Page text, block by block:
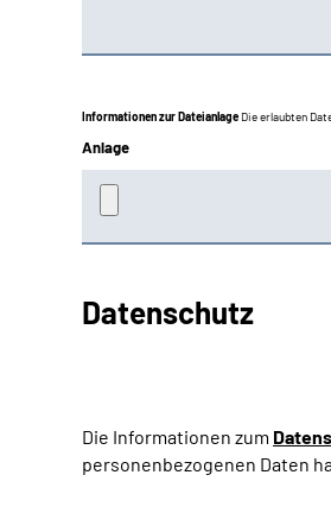
Informationen zur Dateianlage Die erlaubten
Anlage
Datenschutz
Die Informationen zum
personenbezogenen Daten